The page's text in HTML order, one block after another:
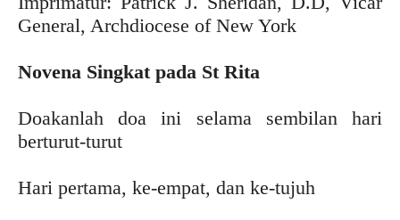
General, Archdiocese of New York
Novena Singkat pada St Rita
Doakanlah doa ini selama sembilan hari
berturut-turut
Hari pertama, ke-empat, dan ke-tujuh